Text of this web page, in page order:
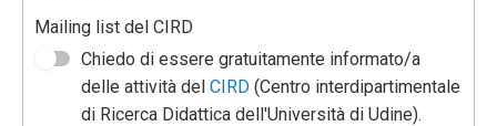
Mailing list del CIRD
Chiedo di essere gratuitamente informato/a
delle attività delCIRD (Centro interdipartimentale
di Ricerca Didattica dell'Università di Udine).